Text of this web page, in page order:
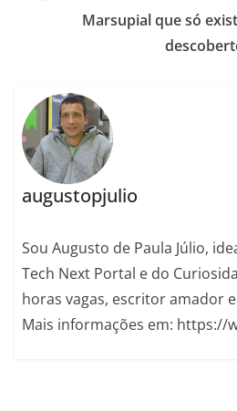
Marsupial que só
augustopjulio
Sou Augusto de Paula Júlio,
Tech Next Portal e do
horas vagas, escritor amador
Mais informações em: https://